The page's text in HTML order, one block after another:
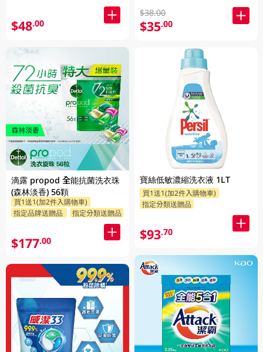
$48.00
滴露 propod 全能抗菌洗衣珠
(森林淡香) 56顆
買1送1(加2件入購物車)
指定品牌送贈品
指定分類送贈品
$177.00
$38.00
$35.00
寶絲低敏濃縮洗衣液 1LT
買1送1(加2件入購物車)
指定分類送贈品
$93.70